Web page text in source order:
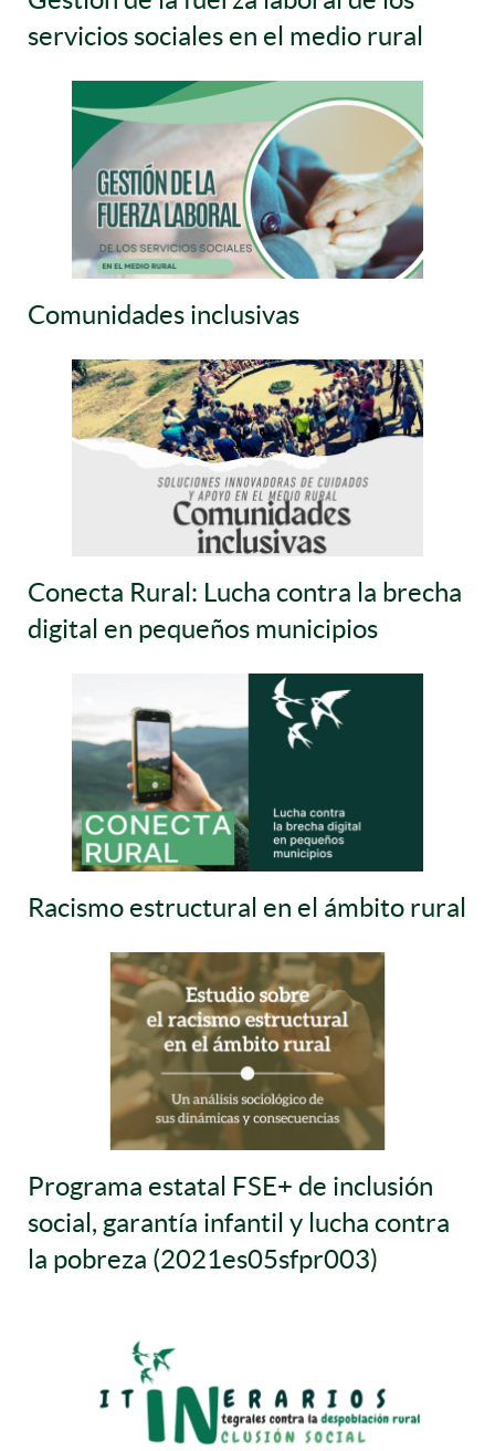
servicios sociales en el medio rural
Comunidades inclusivas
Conecta Rural: Lucha contra la brecha
digital en pequeños municipios
Racismo estructural en el ámbito rural
Programa estatal FSE+ de inclusión
social, garantía infantil y lucha contra
la pobreza (2021es05sfpr003)